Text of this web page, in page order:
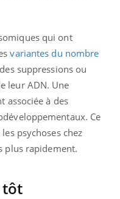
qui ont
variantes du nombre
suppressions ou
leur ADN. Une
associée à des
Ce
psychoses chez
plus rapidement.
tôt